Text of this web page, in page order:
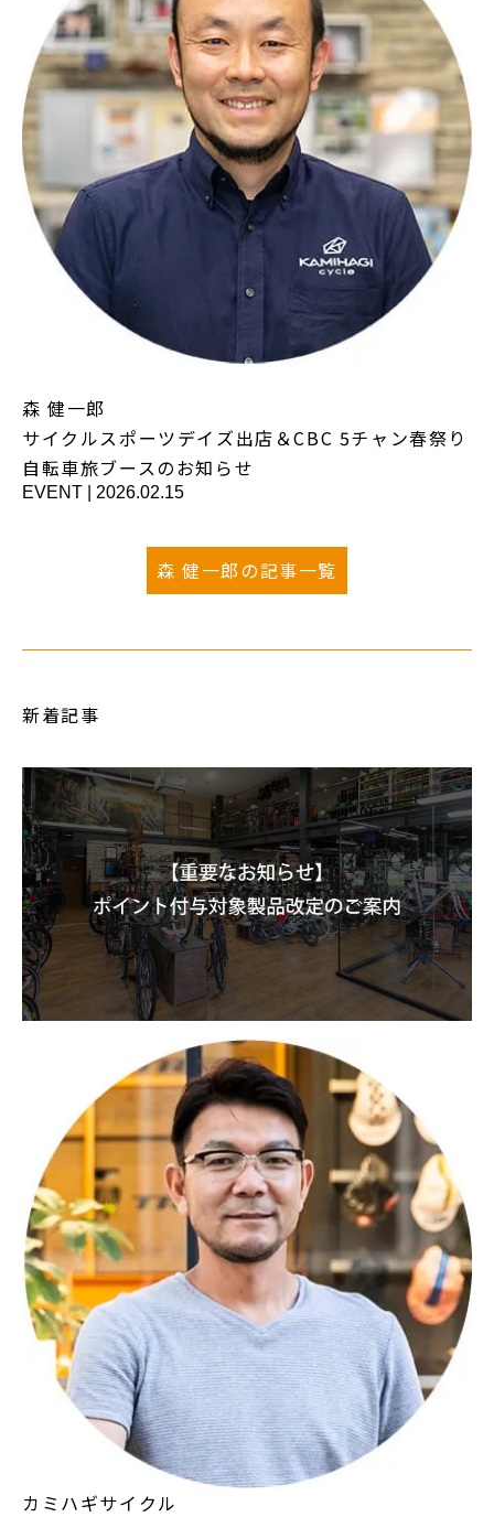
森 健一郎
サイクルスポーツデイズ出店＆CBC 5チャン春祭り
自転車旅ブースのお知らせ
EVENT 2026.02.15
森 健一郎の記事一覧
新着記事
カミハギサイクル